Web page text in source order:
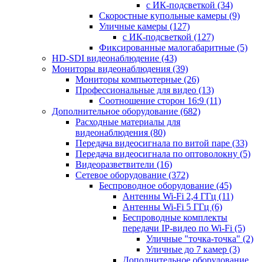
с ИК-подсветкой (34)
Скоростные купольные камеры (9)
Уличные камеры (127)
с ИК-подсветкой (127)
Фиксированные малогабаритные (5)
HD-SDI видеонаблюдение (43)
Мониторы видеонаблюдения (39)
Мониторы компьютерные (26)
Профессиональные для видео (13)
Соотношение сторон 16:9 (11)
Дополнительное оборудование (682)
Расходные материалы для
видеонаблюдения (80)
Передача видеосигнала по витой паре (33)
Передача видеосигнала по оптоволокну (5)
Видеоразветвители (16)
Сетевое оборудование (372)
Беспроводное оборудование (45)
Антенны Wi-Fi 2,4 ГГц (11)
Антенны Wi-Fi 5 ГГц (6)
Беспроводные комплекты
передачи IP-видео по Wi-Fi (5)
Уличные "точка-точка" (2)
Уличные до 7 камер (3)
Дополнительное оборудование